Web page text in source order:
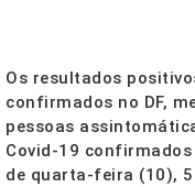
Os resultados
confirmados no DF,
pessoas
Covid-19
de quarta-feira (10),